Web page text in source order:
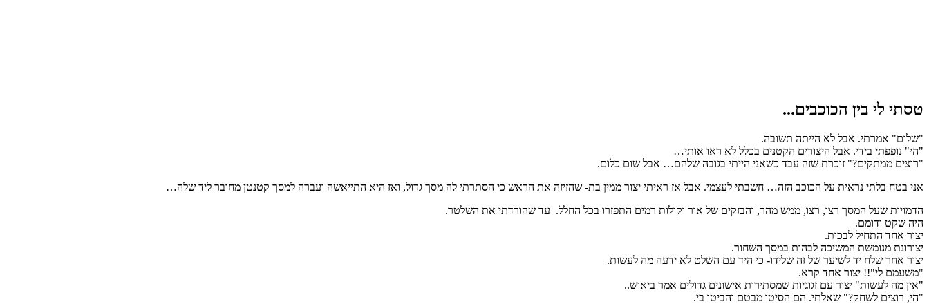
טסתי לי בין הכוכבים...
"שלום" אמרתי. אבל לא הייתה תשובה.
"הי" נופפתי בידי. אבל היצורים הקטנים בכלל לא ראו אותי…
"רוצים ממתקים?" זוכרת שזה עבד כשאני הייתי בגובה שלהם… אבל שום כלום.
אני בטח בלתי נראית על הכוכב הזה… חשבתי לעצמי. אבל אז ראיתי יצור ממין בת- שהזיזה את הראש כי הסתרתי לה מסך גדול, ואז היא התייאשה ועברה למסך קטנטן מחובר ליד שלה…
הדמויות שעל המסך רצו, רצו, ממש מהר, והבזקים של אור וקולות רמים התפזרו בכל החלל. עד שהורדתי את השלטר.
היה שקט ודומם.
יצור אחד התחיל לבכות.
יצורונת מנומשת המשיכה לבהות במסך השחור.
יצור אחר שלח יד לשיער של זה שלידו- כי היד עם השלט לא ידעה מה לעשות.
"משעמם לי"!! יצור אחד קרא.
"אין מה לעשות" יצור עם זגוגיות שמסתירות אישונים גדולים אמר ביאוש..
"הי, רוצים לשחק?" שאלתי. הם הסיטו מבטם והביטו בי.